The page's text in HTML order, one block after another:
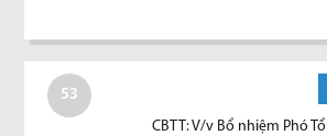
53
CBTT: V/v Bổ nhiệm Phó